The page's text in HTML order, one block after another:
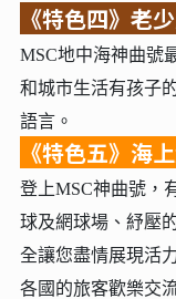
《特色四》老
MSC地中海神曲號
和城市生活有孩子
語言。
《特色五》海
登上MSC神曲號，
球及網球場、紓壓
全讓您盡情展現活
各國的旅客歡樂交